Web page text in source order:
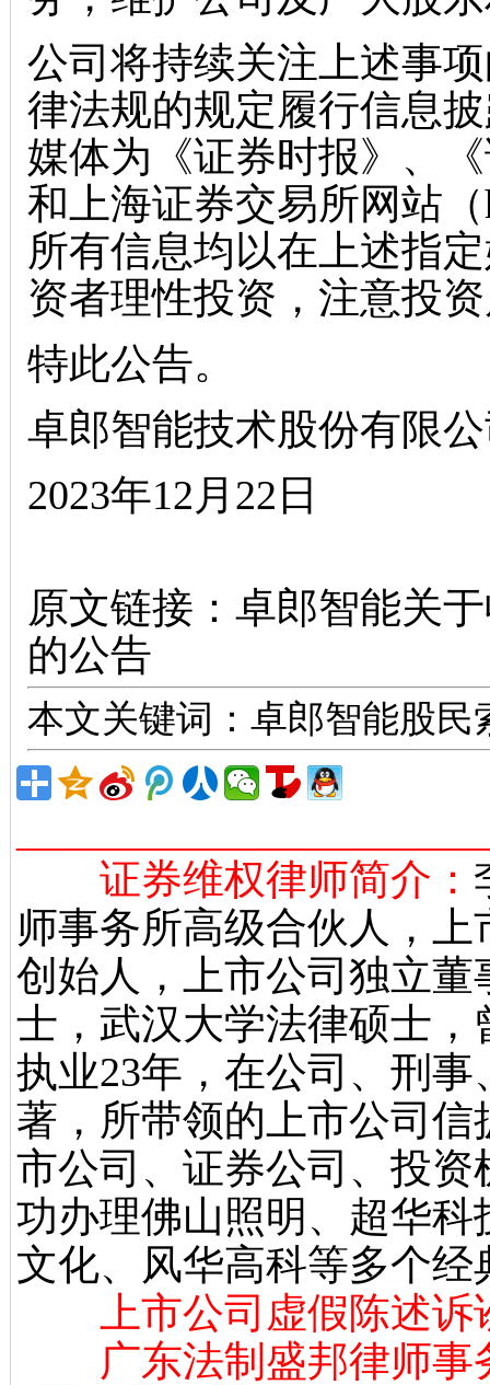
公司将持续关注上述事
律法规的规定履行信息
媒体为《证券时报》、
和上海证券交易所网站（
所有信息均以在上述指
资者理性投资，注意投
特此公告。
卓郎智能技术股份有限
2023年12月22日
原文链接： 卓郎智能关
的公告
本文关键词：卓郎智能股民
证券维权律师简介：
师事务所高级合伙人，
创始人，上市公司独立
士，武汉大学法律硕士
执业23年，在公司、刑
著，所带领的上市公司
市公司、证券公司、投
功办理佛山照明、超华
文化、风华高科等多个经
上市公司虚假陈述诉
广东法制盛邦律师事